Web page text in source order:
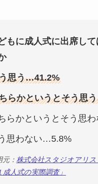
もに成人式に出席し
思う…41.2%
らかというとそう思
らかというとそう思
思わない…5.8%
元： 株式会社スタジオアリス
成人式の実際調査」